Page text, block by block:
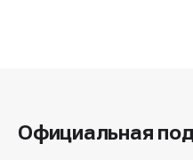
Официальная